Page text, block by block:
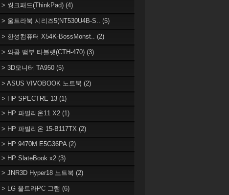
> 씽크패드(ThinkPad) (4)
> 울트라북 시리즈5(NT530U4B-S.. (5)
> 한성컴퓨터 X54K-BossMonst.. (2)
> 와콤 뱀부 타블렛(CTH-470) (3)
> 3D모니터 TA950 (5)
> ASUS VIVOBOOK 노트북 (2)
> HP SPECTRE 13 (1)
> HP 파빌리온11 X2 (1)
> HP 파빌리온 15-B117TX (2)
> HP 9470M E5G36PA (2)
> HP SlateBook x2 (3)
> JNR3D Hyper18 노트북 (2)
> LG 울트라PC 그램 (6)